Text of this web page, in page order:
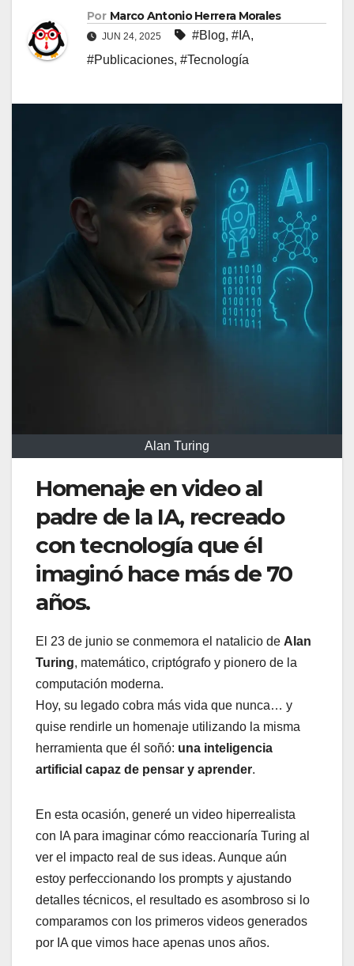
Por Marco Antonio Herrera Morales
JUN 24, 2025 #Blog, #IA,
#Publicaciones, #Tecnología
Alan Turing
Homenaje en video al
padre de la IA, recreado
con tecnología que él
imaginó hace más de 70
años.
El 23 de junio se conmemora el natalicio de Alan
Turing, matemático, criptógrafo y pionero de la
computación moderna.
Hoy, su legado cobra más vida que nunca… y
quise rendirle un homenaje utilizando la misma
herramienta que él soñó: una inteligencia
artificial capaz de pensar y aprender.
En esta ocasión, generé un video hiperrealista
con IA para imaginar cómo reaccionaría Turing al
ver el impacto real de sus ideas. Aunque aún
estoy perfeccionando los prompts y ajustando
detalles técnicos, el resultado es asombroso si lo
comparamos con los primeros videos generados
por IA que vimos hace apenas unos años.